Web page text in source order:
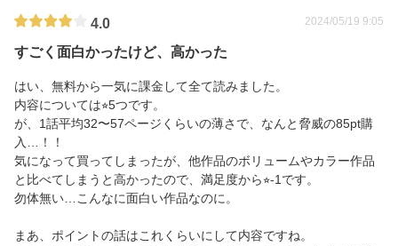
4.0 2024/05/19 9:05
すごく面白かったけど、高かった
はい、無料から一気に課金して全て読みました。
内容については⭐︎5つです。
が、1話平均32〜57ページくらいの薄さで、なんと脅威の85pt購
入…！！
気になって買ってしまったが、他作品のボリュームやカラー作品
と比べてしまうと高かったので、満足度から⭐︎-1です。
勿体無い…こんなに面白い作品なのに。
まあ、ポイントの話はこれくらいにして内容ですね。